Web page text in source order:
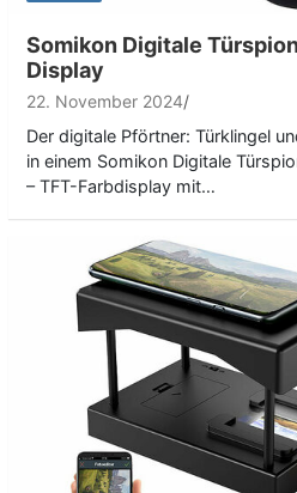
Somikon Digitale
Display
22. November 2024
Der digitale Pförtner: Türklingel
in einem Somikon Digitale
– TFT-Farbdisplay mit…